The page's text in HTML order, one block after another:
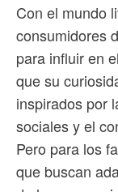
Con el mundo
consumidores
para influir en
que su
inspirados por
sociales y el
Pero para los
que buscan